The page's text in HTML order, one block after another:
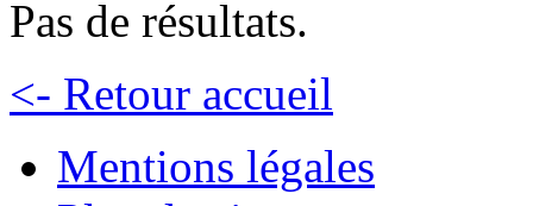
Pas de résultats.
<- Retour accueil
Mentions légales